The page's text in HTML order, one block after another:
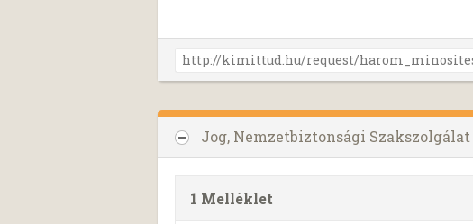
Jog, Nemzetbiztonsági Szakszolgálat
1 Melléklet